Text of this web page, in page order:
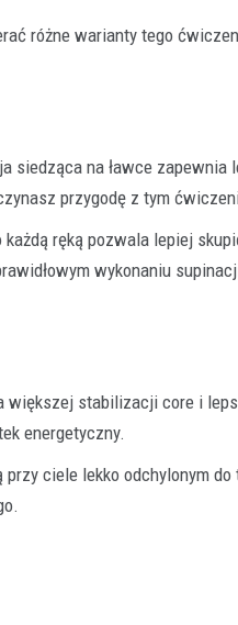
różne warianty tego
siedząca na ławce
przygodę z tym
ręką pozwala lepiej
wykonaniu
większej stabilizacji core i
energetyczny.
ciele lekko odchylonym do